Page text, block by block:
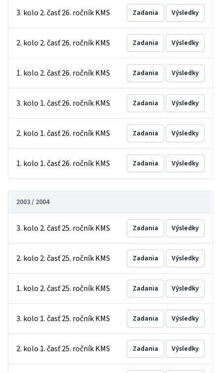
3. kolo 2. časť 26. ročník KMS Zadania Výsledky
2. kolo 2. časť 26. ročník KMS Zadania Výsledky
1. kolo 2. časť 26. ročník KMS Zadania Výsledky
3. kolo 1. časť 26. ročník KMS Zadania Výsledky
2. kolo 1. časť 26. ročník KMS Zadania Výsledky
1. kolo 1. časť 26. ročník KMS Zadania Výsledky
2003 / 2004
3. kolo 2. časť 25. ročník KMS Zadania Výsledky
2. kolo 2. časť 25. ročník KMS Zadania Výsledky
1. kolo 2. časť 25. ročník KMS Zadania Výsledky
3. kolo 1. časť 25. ročník KMS Zadania Výsledky
2. kolo 1. časť 25. ročník KMS Zadania Výsledky